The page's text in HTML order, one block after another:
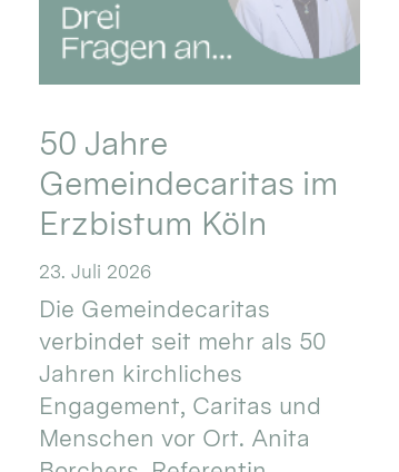
50 Jahre
Gemeindecaritas im
Erzbistum Köln
23. Juli 2026
Die Gemeindecaritas
verbindet seit mehr als 50
Jahren kirchliches
Engagement, Caritas und
Menschen vor Ort. Anita